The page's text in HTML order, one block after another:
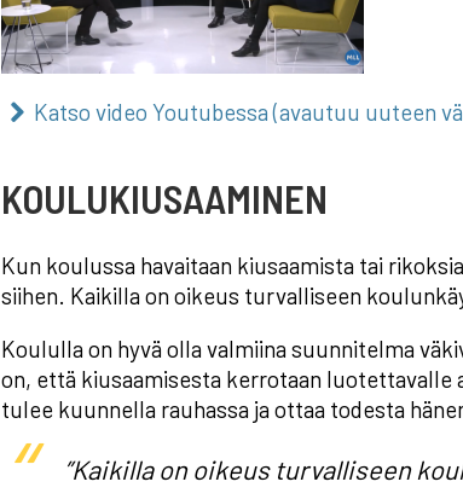
Katso video Youtubessa (avautuu uuteen
KOULUKIUSAAMINEN
Kun koulussa havaitaan kiusaamista tai
siihen. Kaikilla on oikeus turvalliseen
Koululla on hyvä olla valmiina suunnitelma
on, että kiusaamisesta kerrotaan luotettavalle
tulee kuunnella rauhassa ja ottaa todesta
”Kaikilla on oikeus turvalliseen